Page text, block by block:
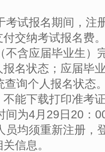
考试报名期间，注
交纳考试报名费
不含应届毕业生）
名状态；应届毕
查询个人报名状态
能下载打印准考
间为4月29日20：
员均须重新注册，
信息。